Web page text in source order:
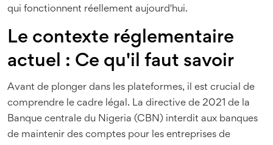
qui fonctionnent réellement aujourd'hui.
Le contexte réglementaire
actuel : Ce qu'il faut savoir
Avant de plonger dans les plateformes, il est crucial de
comprendre le cadre légal. La directive de 2021 de la
Banque centrale du Nigeria (CBN) interdit aux banques
de maintenir des comptes pour les entreprises de